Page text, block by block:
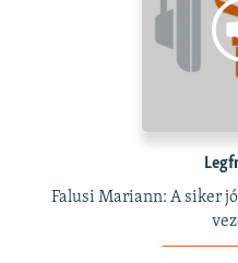
Falusi Mariann: A siker